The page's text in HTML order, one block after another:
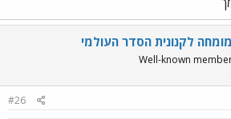
מומחה לקנונית הסדר העולמי
Well-known
#26